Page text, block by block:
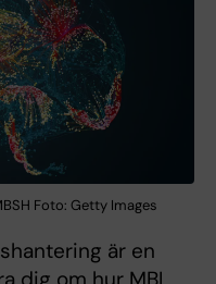
Foto: Getty Images
är en